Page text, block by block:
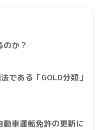
か？
である「GOLD分類」
車運転免許の更新に